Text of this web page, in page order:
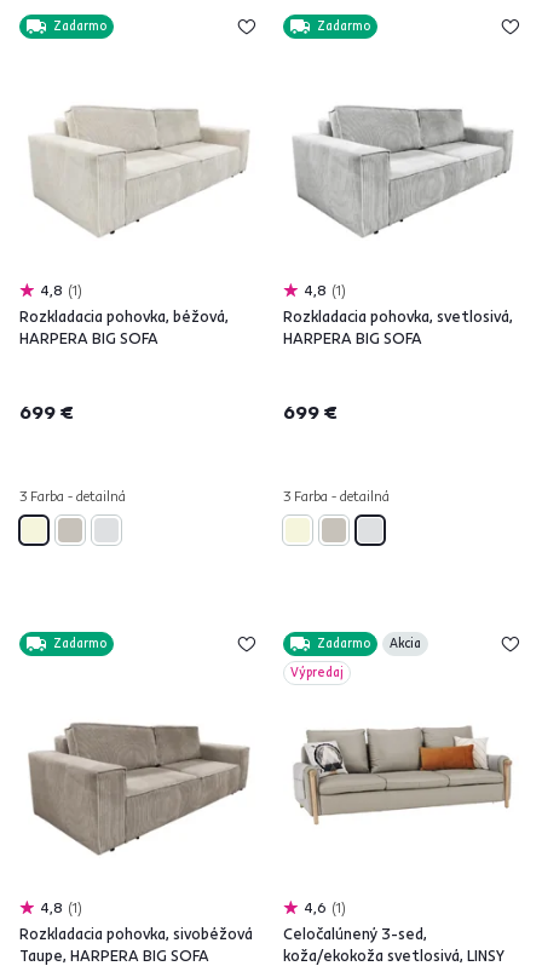
Zadarmo
4,8 1
Rozkladacia pohovka, béžová,
HARPERA BIG SOFA
699 €
3 Farba - detailná
Zadarmo
4,8 1
Rozkladacia pohovka, svetlosivá,
HARPERA BIG SOFA
699 €
3 Farba - detailná
Zadarmo
4,8 1
Rozkladacia pohovka, sivobéžová
Taupe, HARPERA BIG SOFA
Zadarmo
Akcia
Výpredaj
4,6 1
Celočalúnený 3-sed,
koža/ekokoža svetlosivá, LINSY